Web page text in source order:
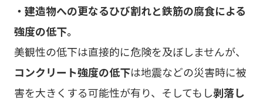
・建造物への更なるひび割れと鉄筋の腐食による
強度の低下。
美観性の低下は直接的に危険を及ぼしませんが、
コンクリート強度の低下は地震などの災害時に被
害を大きくする可能性が有り、そしてもし剥落し